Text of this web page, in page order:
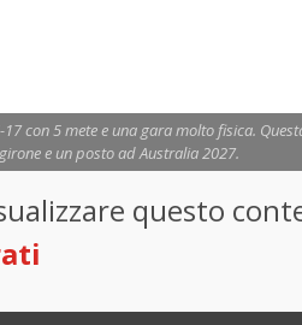
con 5 mete e una gara molto fisica.
e un posto ad Australia 2027.
questo